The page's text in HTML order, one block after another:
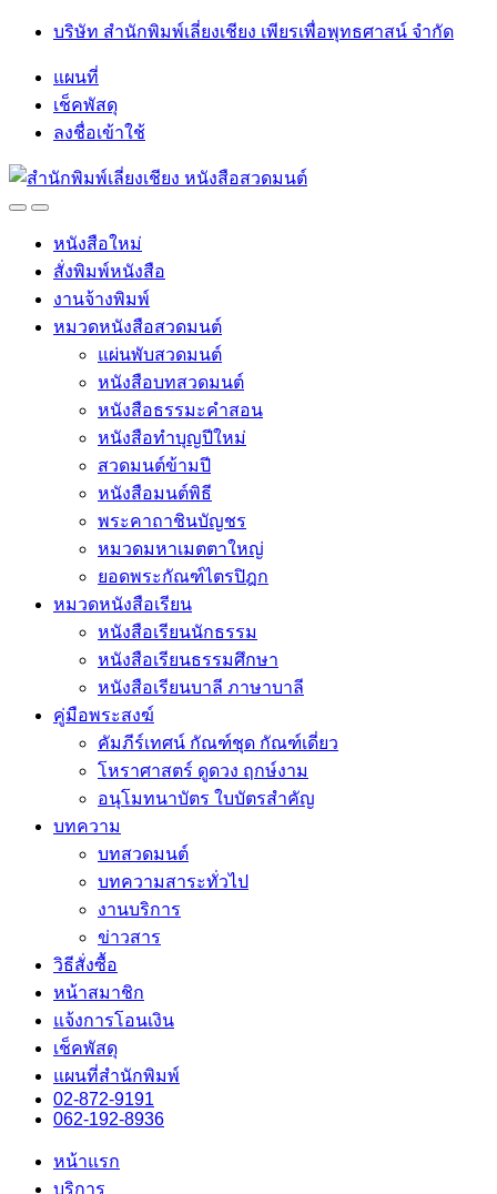
Skip
navigation
Skip
บริษัท สำนักพิมพ์เลี่ยงเชียง เพียรเพื่อพุทธศาสน์ จำกัด
แผนที่
เช็คพัสดุ
ลงชื่อเข้าใช้
OpenClose
หนังสือใหม่
สั่งพิมพ์หนังสือ
งานจ้างพิมพ์
หมวดหนังสือสวดมนต์
แผ่นพับสวดมนต์
หนังสือบทสวดมนต์
หนังสือธรรมะคำสอน
หนังสือทำบุญปีใหม่
สวดมนต์ข้ามปี
หนังสือมนต์พิธี
พระคาถาชินบัญชร
หมวดมหาเมตตาใหญ่
ยอดพระกัณฑ์ไตรปิฎก
หมวดหนังสือเรียน
หนังสือเรียนนักธรรม
หนังสือเรียนธรรมศึกษา
หนังสือเรียนบาลี ภาษาบาลี
คู่มือพระสงฆ์
คัมภีร์เทศน์ กัณฑ์ชุด กัณฑ์เดี่ยว
โหราศาสตร์ ดูดวง ฤกษ์งาม
อนุโมทนาบัตร ใบบัตรสำคัญ
บทความ
บทสวดมนต์
บทความสาระทั่วไป
งานบริการ
ข่าวสาร
วิธีสั่งซื้อ
หน้าสมาชิก
แจ้งการโอนเงิน
เช็คพัสดุ
แผนที่สำนักพิมพ์
02-872-9191
062-192-8936
หน้าแรก
บริการ